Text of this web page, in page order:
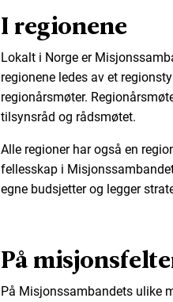
I regionene
Lokalt i Norge er
regionene ledes av et
regionårsmøter.
tilsynsråd og rådsmøtet.
Alle regioner har også en
fellesskap i
egne budsjetter og legger
På
På Misjonssambandets ulike